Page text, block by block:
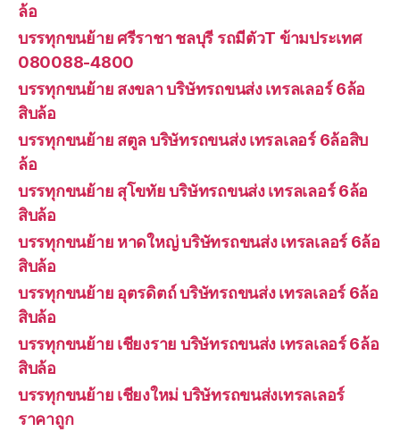
ล้อ
บรรทุกขนย้าย ศรีราชา ชลบุรี รถมีตัวT ข้ามประเทศ
080088-4800
บรรทุกขนย้าย สงขลา บริษัทรถขนส่ง เทรลเลอร์ 6ล้อ
สิบล้อ
บรรทุกขนย้าย สตูล บริษัทรถขนส่ง เทรลเลอร์ 6ล้อสิบ
ล้อ
บรรทุกขนย้าย สุโขทัย บริษัทรถขนส่ง เทรลเลอร์ 6ล้อ
สิบล้อ
บรรทุกขนย้าย หาดใหญ่ บริษัทรถขนส่ง เทรลเลอร์ 6ล้อ
สิบล้อ
บรรทุกขนย้าย อุตรดิตถ์ บริษัทรถขนส่ง เทรลเลอร์ 6ล้อ
สิบล้อ
บรรทุกขนย้าย เชียงราย บริษัทรถขนส่ง เทรลเลอร์ 6ล้อ
สิบล้อ
บรรทุกขนย้าย เชียงใหม่ บริษัทรถขนส่งเทรลเลอร์
ราคาถูก